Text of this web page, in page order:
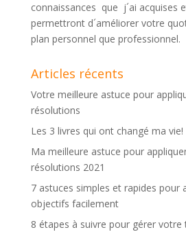
connaissances que j´ai
permettront d´améliorer votre
plan personnel que professionnel.
Articles récents
Votre meilleure astuce pour
résolutions
Les 3 livres qui ont changé ma vie!
Ma meilleure astuce pour
résolutions 2021
7 astuces simples et rapides pour
objectifs facilement
8 étapes à suivre pour gérer